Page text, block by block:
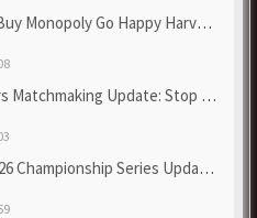
Go Happy Harvest with Looney Tun...
Update: Stop Failed - Grab Bluep...
Series Update! Get Cheap & ...